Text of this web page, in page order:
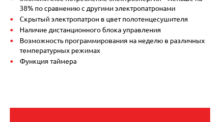
38% по сравнению с другими электропатронами
Cкрытый электропатрон в цвет полотенцесушителя
Наличие дистанционного блока управления
Возможность программирования на неделю в различных
температурных режимах
Функция таймера